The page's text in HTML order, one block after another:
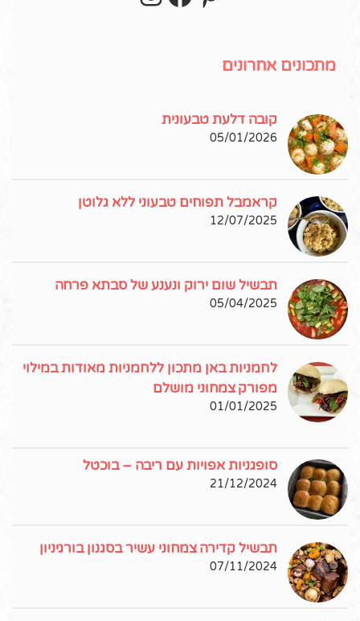
מתכונים אחרונים
קובה דלעת טבעונית
05/01/2026
קראמבל תפוחים טבעוני ללא גלוטן
12/07/2025
תבשיל שום ירוק ונענע של סבתא פרחה
05/04/2025
לחמניות באן מתכון ללחמניות מאודות במילוי
מפורק צמחוני מושלם
01/01/2025
סופגניות אפויות עם ריבה – בוכטל
21/12/2024
תבשיל קדירה צמחוני עשיר בסגנון בורגיניון
07/11/2024